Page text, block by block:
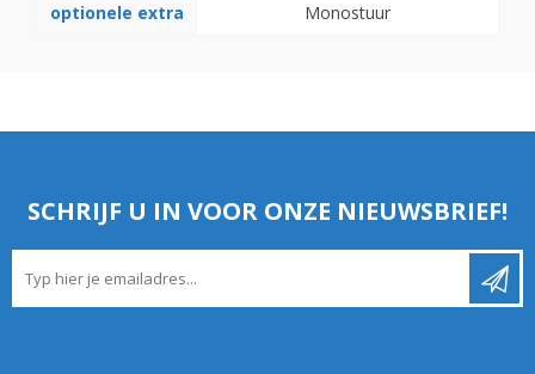
optionele extra Monostuur
SCHRIJF U IN VOOR ONZE NIEUWSBRIEF!